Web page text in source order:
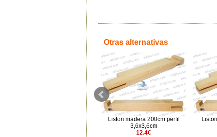
Otras alternativas
Liston madera 200cm perfil
3,6x3,6cm
12.4€